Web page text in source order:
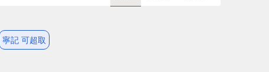
寧記 可超取